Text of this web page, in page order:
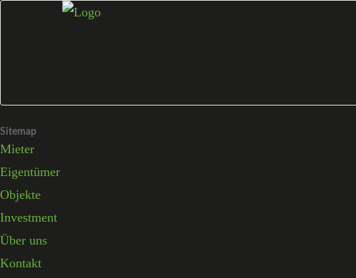
Sitemap
Mieter
Eigentümer
Objekte
Investment
Über uns
Kontakt